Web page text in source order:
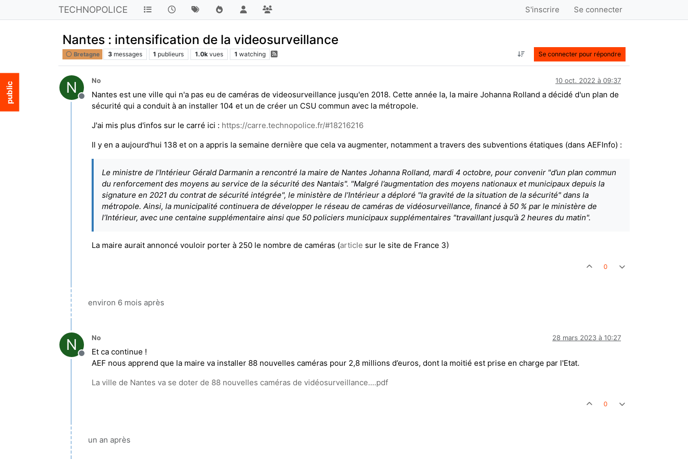
TECHNOPOLICE S'inscrire Se connecter
Nantes : intensification de la videosurveillance
Bretagne 3 messages 1 publieurs 1.0k vues 1 watching Se connecter pour répondre
N
Hors-ligne
No 10 oct. 2022 à 09:37
Nantes est une ville qui n'a pas eu de caméras de videosurveillance jusqu'en 2018. Cette année la, la maire Johanna Rolland a décidé d'un plan de
sécurité qui a conduit à an installer 104 et un de créer un CSU commun avec la métropole.
J'ai mis plus d'infos sur le carré ici : https://carre.technopolice.fr/#18216216
Il y en a aujourd'hui 138 et on a appris la semaine dernière que cela va augmenter, notamment a travers des subventions étatiques (dans AEFInfo) :
Le ministre de l'Intérieur Gérald Darmanin a rencontré la maire de Nantes Johanna Rolland, mardi 4 octobre, pour convenir "d’un plan commun
du renforcement des moyens au service de la sécurité des Nantais". "Malgré l’augmentation des moyens nationaux et municipaux depuis la
signature en 2021 du contrat de sécurité intégrée", le ministère de l’Intérieur a déploré "la gravité de la situation de la sécurité" dans la
métropole. Ainsi, la municipalité continuera de développer le réseau de caméras de vidéosurveillance, financé à 50 % par le ministère de
l’Intérieur, avec une centaine supplémentaire ainsi que 50 policiers municipaux supplémentaires "travaillant jusqu’à 2 heures du matin".
La maire aurait annoncé vouloir porter à 250 le nombre de caméras (article sur le site de France 3)
0
environ 6 mois après
N
Hors-ligne
No 28 mars 2023 à 10:27
Et ca continue !
AEF nous apprend que la maire va installer 88 nouvelles caméras pour 2,8 millions d’euros, dont la moitié est prise en charge par l'Etat.
La ville de Nantes va se doter de 88 nouvelles caméras de vidéosurveillance....pdf
0
un an après